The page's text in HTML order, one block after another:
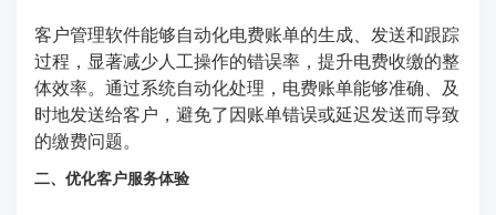
客户管理软件能够自动化电费账单的生成、发送和跟踪
过程，显著减少人工操作的错误率，提升电费收缴的整
体效率。通过系统自动化处理，电费账单能够准确、及
时地发送给客户，避免了因账单错误或延迟发送而导致
的缴费问题。
二、优化客户服务体验